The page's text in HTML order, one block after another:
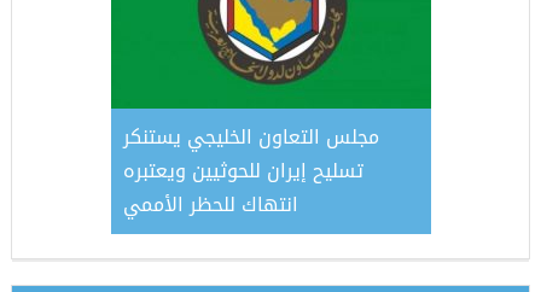
مجلس التعاون الخليجي يستنكر
تسليح إيران للحوثيين ويعتبره
انتهاك للحظر الأممي